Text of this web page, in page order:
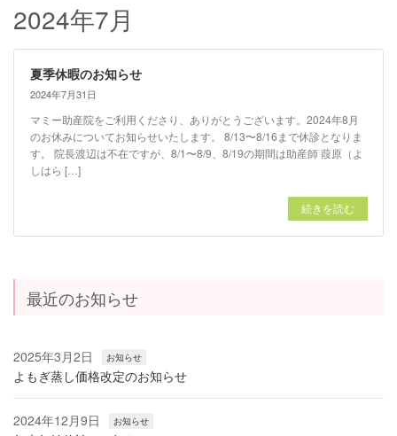
2024年7月
夏季休暇のお知らせ
2024年7月31日
マミー助産院をご利用くださり、ありがとうございます。2024年8月
のお休みについてお知らせいたします。 8/13〜8/16まで休診となりま
す。 院長渡辺は不在ですが、8/1〜8/9、8/19の期間は助産師 葭原（よ
しはら […]
続きを読む
最近のお知らせ
2025年3月2日 お知らせ
よもぎ蒸し価格改定のお知らせ
2024年12月9日 お知らせ